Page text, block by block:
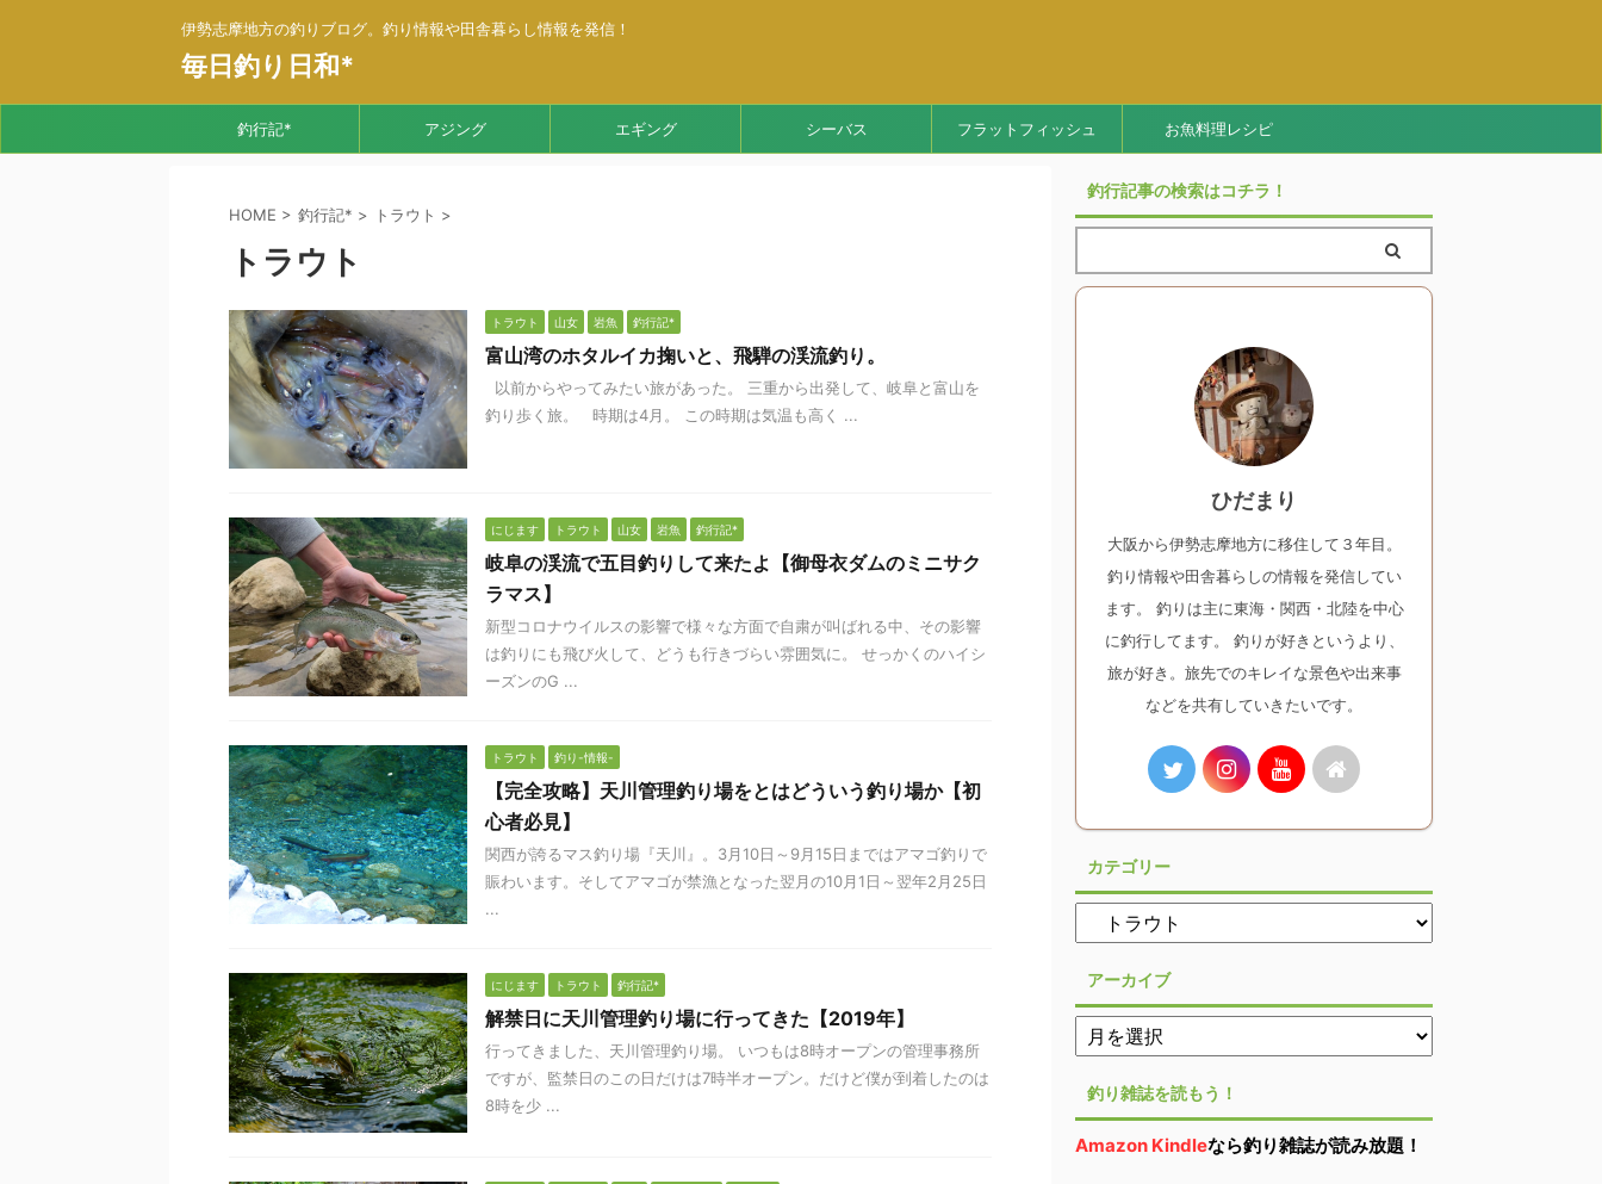
伊勢志摩地方の釣りブログ。釣り情報や田舎暮らし情報を発信！
毎日釣り日和*
釣行記* アジング エギング シーバス フラットフィッシュ お魚料理レシピ
HOME > 釣行記* > トラウト >
トラウト
トラウト 山女 岩魚 釣行記*
富山湾のホタルイカ掬いと、飛騨の渓流釣り。
以前からやってみたい旅があった。 三重から出発して、岐阜と富山を
釣り歩く旅。 時期は4月。 この時期は気温も高く ...
にじます トラウト 山女 岩魚 釣行記*
岐阜の渓流で五目釣りして来たよ【御母衣ダムのミニサク
ラマス】
新型コロナウイルスの影響で様々な方面で自粛が叫ばれる中、その影響
は釣りにも飛び火して、どうも行きづらい雰囲気に。 せっかくのハイシ
ーズンのG ...
トラウト 釣り-情報-
【完全攻略】天川管理釣り場をとはどういう釣り場か【初
心者必見】
関西が誇るマス釣り場『天川』。3月10日～9月15日まではアマゴ釣りで
賑わいます。そしてアマゴが禁漁となった翌月の10月1日～翌年2月25日
...
にじます トラウト 釣行記*
解禁日に天川管理釣り場に行ってきた【2019年】
行ってきました、天川管理釣り場。 いつもは8時オープンの管理事務所
ですが、監禁日のこの日だけは7時半オープン。だけど僕が到着したのは
8時を少 ...
釣行記事の検索はコチラ！
ひだまり
大阪から伊勢志摩地方に移住して３年目。
釣り情報や田舎暮らしの情報を発信してい
ます。 釣りは主に東海・関西・北陸を中心
に釣行してます。 釣りが好きというより、
旅が好き。旅先でのキレイな景色や出来事
などを共有していきたいです。
カテゴリー
アーカイブ
釣り雑誌を読もう！
Amazon Kindleなら釣り雑誌が読み放題！